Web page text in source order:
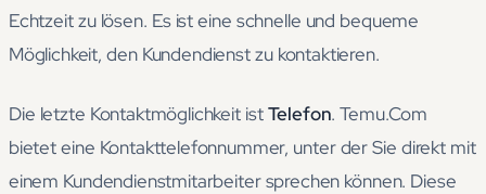
Echtzeit zu lösen. Es ist eine schnelle und bequeme
Möglichkeit, den Kundendienst zu kontaktieren.
Die letzte Kontaktmöglichkeit istTelefon. Temu.Com
bietet eine Kontakttelefonnummer, unter der Sie direkt mit
einem Kundendienstmitarbeiter sprechen können. Diese